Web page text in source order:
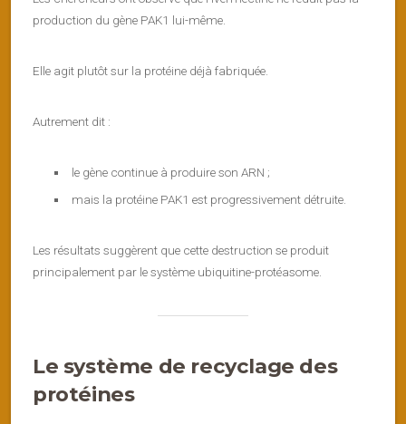
production du gène PAK1 lui-même.
Elle agit plutôt sur la protéine déjà fabriquée.
Autrement dit :
le gène continue à produire son ARN ;
mais la protéine PAK1 est progressivement détruite.
Les résultats suggèrent que cette destruction se produit
principalement par le système ubiquitine-protéasome.
Le système de recyclage des
protéines